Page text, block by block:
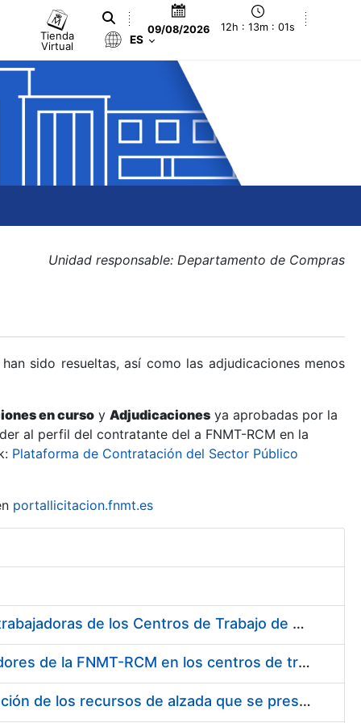
Tienda
Virtual
09/08/2026 12h : 13m : 02s
ES
Unidad responsable: Departamento de Compras
sido resueltas, así como las adjudicaciones menos
en curso y Adjudicaciones ya aprobadas por la
al perfil del contratante del a FNMT-RCM en la
Plataforma de Contratación del Sector Público
portallicitacion.fnmt.es
Suministro de Protectores Auditivos a medida para las personas trabajadoras de los Centros de Trabajo de Madrid y Burgos
Suministro de gafas graduadas antiproyecciones para los trabajadores de la FNMT-RCM en los centros de trabajo de Madrid y Burgos
Servicios de una empresa externa para el asesoramiento y resolución de los recursos de alzada que se presentan relacionados con procesos de selección para la FNMT-RCM